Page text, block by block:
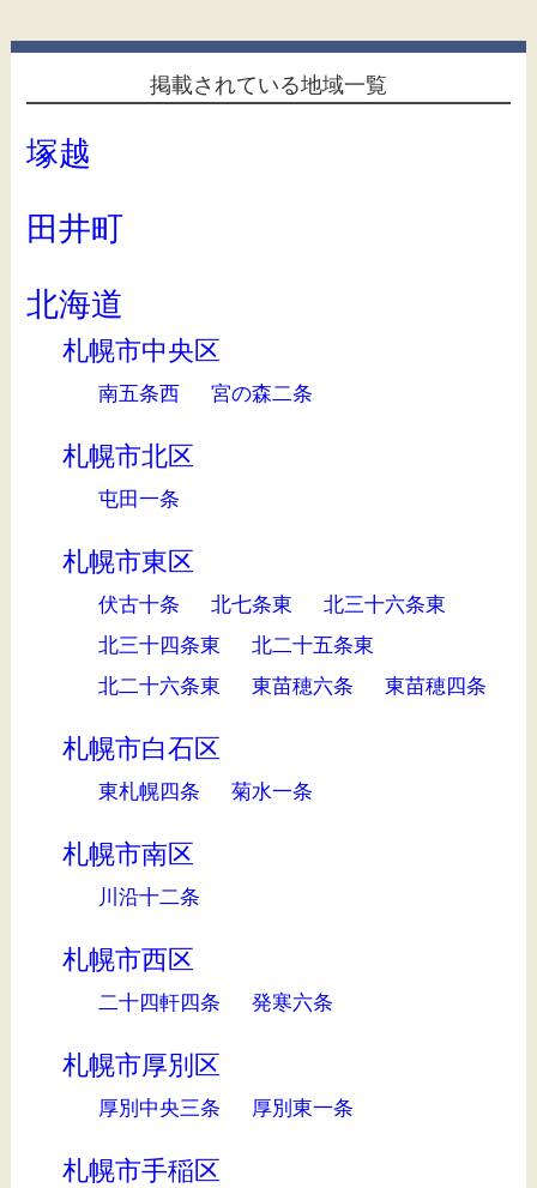
掲載されている地域一覧
塚越
田井町
北海道
札幌市中央区
南五条西 宮の森二条
札幌市北区
屯田一条
札幌市東区
伏古十条 北七条東
北三十六条東
北三十四条東
北二十五条東
北二十六条東
東苗穂六条 東苗穂四条
札幌市白石区
東札幌四条 菊水一条
札幌市南区
川沿十二条
札幌市西区
二十四軒四条 発寒六条
札幌市厚別区
厚別中央三条 厚別東一条
札幌市手稲区